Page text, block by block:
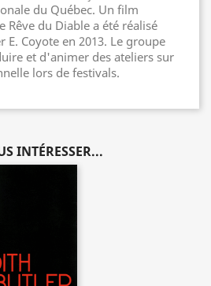
du Québec. Un film
Rêve du Diable a été réalisé
E. Coyote en 2013. Le groupe
et d'animer des ateliers sur
lors de festivals.
INTÉRESSER...